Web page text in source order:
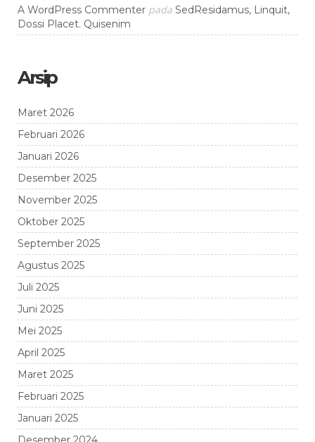
A WordPress Commenter pada SedResidamus, Linquit,
Dossi Placet. Quisenim
Arsip
Maret 2026
Februari 2026
Januari 2026
Desember 2025
November 2025
Oktober 2025
September 2025
Agustus 2025
Juli 2025
Juni 2025
Mei 2025
April 2025
Maret 2025
Februari 2025
Januari 2025